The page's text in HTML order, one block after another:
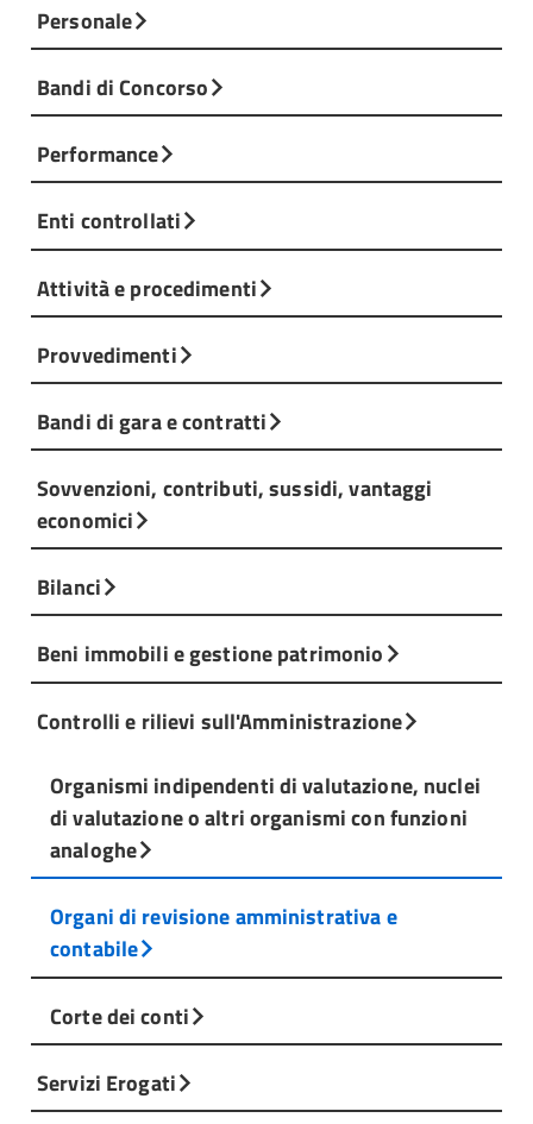
Personale
Bandi di Concorso
Performance
Enti controllati
Attività e procedimenti
Provvedimenti
Bandi di gara e contratti
Sovvenzioni, contributi, sussidi, vantaggi
economici
Bilanci
Beni immobili e gestione patrimonio
Controlli e rilievi sull'Amministrazione
Organismi indipendenti di valutazione, nuclei
di valutazione o altri organismi con funzioni
analoghe
Organi di revisione amministrativa e
contabile
Corte dei conti
Servizi Erogati